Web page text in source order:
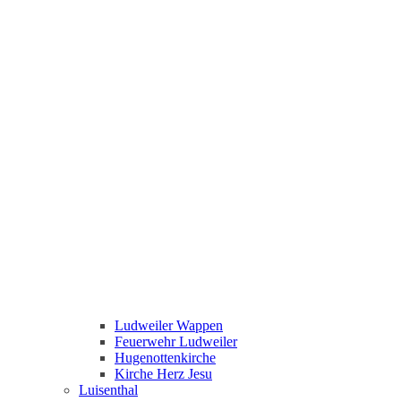
Ludweiler Wappen
Feuerwehr Ludweiler
Hugenottenkirche
Kirche Herz Jesu
Luisenthal